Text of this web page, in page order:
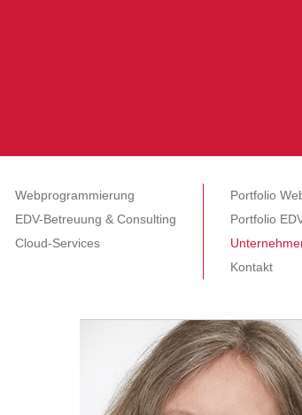
Webprogrammierung
EDV-Betreuung & Consulting
Cloud-Services
Portfolio
Portfolio
Kontakt